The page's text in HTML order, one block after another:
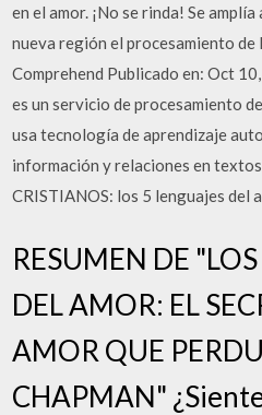
en el amor. ¡No se rinda! Se
nueva región el procesamiento de
Comprehend Publicado en: Oct
es un servicio de procesamiento
usa tecnología de aprendizaje
información y relaciones en
CRISTIANOS: los 5 lenguajes del
‎RESUMEN DE
DEL AMOR: EL
AMOR QUE
CHAPMAN"